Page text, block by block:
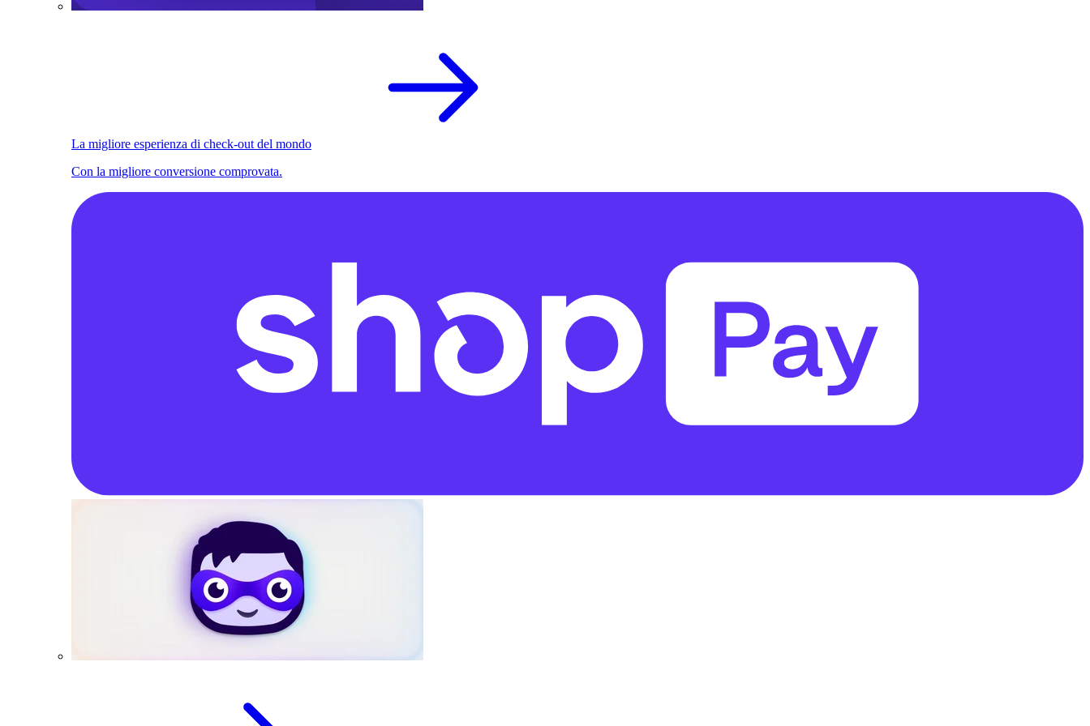
La migliore esperienza di check-out del mondo
Con la migliore conversione comprovata.